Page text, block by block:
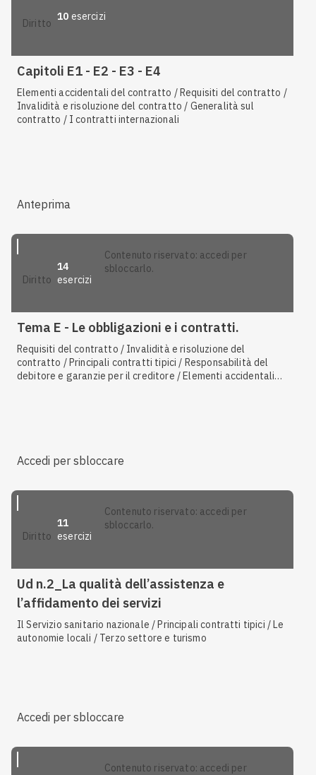
diritto
10 esercizi
Capitoli E1 - E2 - E3 - E4
Elementi accidentali del contratto / Requisiti del contratto /
Invalidità e risoluzione del contratto / Generalità sul
contratto / I contratti internazionali
Anteprima
diritto
14
esercizi
contenuto riservato: accedi per
sbloccarlo.
Tema E - Le obbligazioni e i contratti.
Requisiti del contratto / Invalidità e risoluzione del
contratto / Principali contratti tipici / Responsabilità del
debitore e garanzie per il creditore / Elementi accidentali
Accedi per sbloccare
diritto
11
esercizi
contenuto riservato: accedi per
sbloccarlo.
Ud n.2_La qualità dell’assistenza e
l’affidamento dei servizi
Il Servizio sanitario nazionale / Principali contratti tipici / Le
autonomie locali / Terzo settore e turismo
Accedi per sbloccare
contenuto riservato: accedi per